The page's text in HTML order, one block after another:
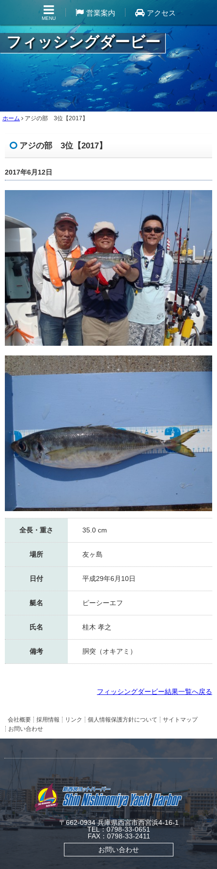
MENU
営業案内 アクセス
フィッシングダービー
ホーム アジの部 3位【2017】
アジの部 3位【2017】
2017年6月12日
全長・重さ 35.0 cm
場所 友ヶ島
日付 平成29年6月10日
艇名 ピーシーエフ
氏名 桂木 孝之
備考 胴突（オキアミ）
フィッシングダービー結果一覧へ戻る
会社概要 採用情報 リンク 個人情報保護方針について
サイトマップ
お問い合わせ
〒662-0934 兵庫県西宮市西宮浜4-16-1
TEL：0798-33-0651
FAX：0798-33-2411
お問い合わせ